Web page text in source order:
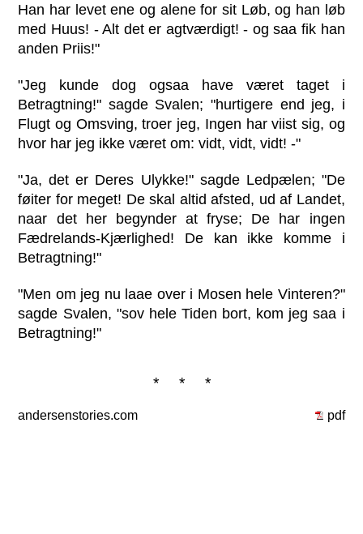
Han har levet ene og alene for sit Løb, og han løb
med Huus! - Alt det er agtværdigt! - og saa fik han
anden Priis!"
"Jeg kunde dog ogsaa have været taget i
Betragtning!" sagde Svalen; "hurtigere end jeg, i
Flugt og Omsving, troer jeg, Ingen har viist sig, og
hvor har jeg ikke været om: vidt, vidt, vidt! -"
"Ja, det er Deres Ulykke!" sagde Ledpælen; "De
føiter for meget! De skal altid afsted, ud af Landet,
naar det her begynder at fryse; De har ingen
Fædrelands-Kjærlighed! De kan ikke komme i
Betragtning!"
"Men om jeg nu laae over i Mosen hele Vinteren?"
sagde Svalen, "sov hele Tiden bort, kom jeg saa i
Betragtning!"
* * *
andersenstories.com pdf